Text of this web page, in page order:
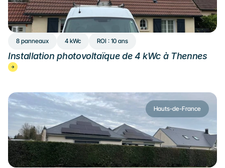
8 panneaux 4 kWc ROI : 10 ans
Installation photovoltaïque de 4 kWc à Thennes
Hauts-de-France